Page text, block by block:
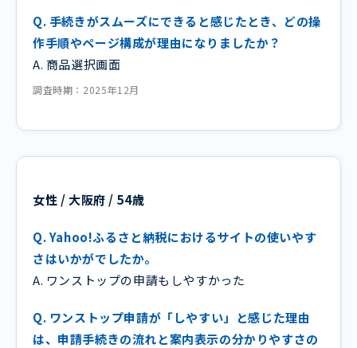
Q. 手続きがスムーズにできると感じたとき、どの操
作手順やページ構成が理由になりましたか？
A. 商品選択画面
調査時期：2025年12月
女性 / 大阪府 / 54歳
Q. Yahoo!ふるさと納税におけるサイトの使いやす
さはいかがでしたか。
A. ワンストップの申請もしやすかった
Q. ワンストップ申請が「しやすい」と感じた理由
は、申請手続きの流れと案内表示の分かりやすさの